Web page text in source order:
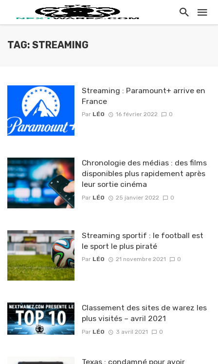
TAG: STREAMING
Streaming : Paramount+ arrive en
France
Par LÉO 16 février 2022 0
Chronologie des médias : des films
disponibles plus rapidement après
leur sortie cinéma
Par LÉO 25 janvier 2022 0
Streaming sportif : le football est
le sport le plus piraté
Par LÉO 21 novembre 2021 0
Classement des sites de warez les
plus visités – avril 2021
Par LÉO 3 avril 2021 0
Texas : condamné pour avoir